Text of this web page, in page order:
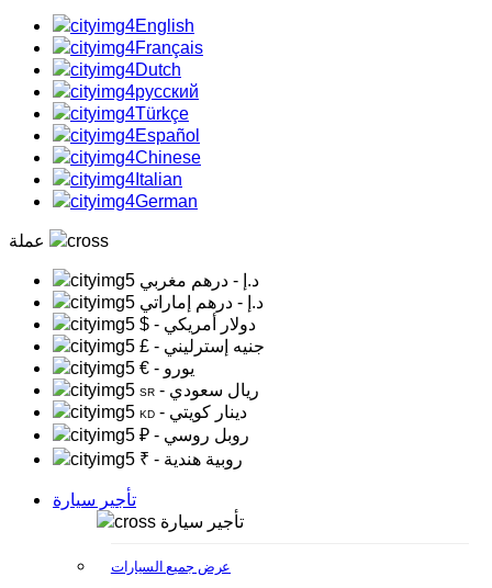
English
Français
Dutch
русский
Türkçe
Español
Chinese
Italian
German
د.إ - درهم مغربي
د.إ - درهم إماراتي
$
- دولار أمريكي
£
- جنيه إسترليني
€
- يورو
SR - ريال سعودي
KD
- دينار كويتي
₽
- روبل روسي
₹
- روبية هندية
تأجير سيارة
تأجير سيارة
عرض جميع السيارات